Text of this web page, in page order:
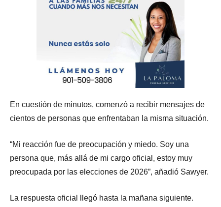
En cuestión de minutos, comenzó a recibir mensajes de
cientos de personas que enfrentaban la misma situación.
“Mi reacción fue de preocupación y miedo. Soy una
persona que, más allá de mi cargo oficial, estoy muy
preocupada por las elecciones de 2026”, añadió Sawyer.
La respuesta oficial llegó hasta la mañana siguiente.